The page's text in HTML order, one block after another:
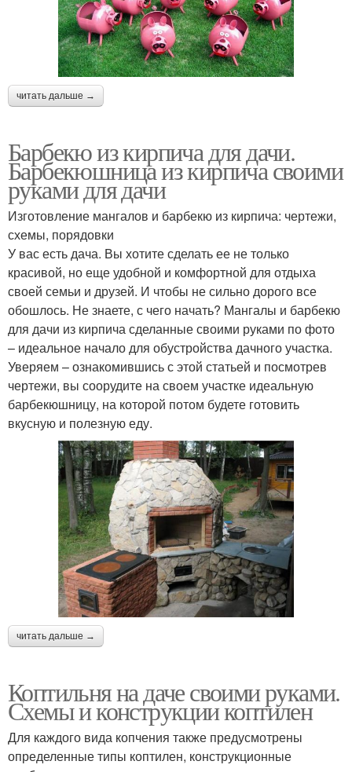
читать дальше →
Барбекю из кирпича для дачи.
Барбекюшница из кирпича своими
руками для дачи
Изготовление мангалов и барбекю из кирпича: чертежи,
схемы, порядовки
У вас есть дача. Вы хотите сделать ее не только
красивой, но еще удобной и комфортной для отдыха
своей семьи и друзей. И чтобы не сильно дорого все
обошлось. Не знаете, с чего начать? Мангалы и барбекю
для дачи из кирпича сделанные своими руками по фото
– идеальное начало для обустройства дачного участка.
Уверяем – ознакомившись с этой статьей и посмотрев
чертежи, вы соорудите на своем участке идеальную
барбекюшницу, на которой потом будете готовить
вкусную и полезную еду.
читать дальше →
Коптильня на даче своими руками.
Схемы и конструкции коптилен
Для каждого вида копчения также предусмотрены
определенные типы коптилен, конструкционные